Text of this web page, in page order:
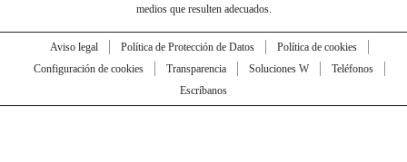
medios que resulten adecuados.
Aviso legal Política de Protección de Datos
Política de cookies
Configuración de cookies
Transparencia Soluciones W
Teléfonos
Escríbanos